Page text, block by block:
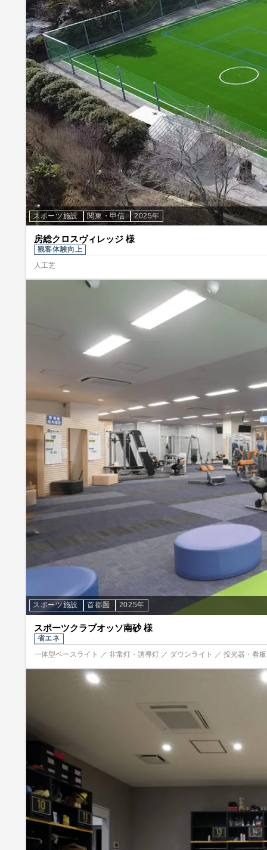
スポーツ施設 関東・甲信 2025年
房総クロスヴィレッジ 様
観客体験向上
人工芝
スポーツ施設 首都圏 2025年
スポーツクラブオッソ南砂 様
省エネ
一体型ベースライト ／ 非常灯・誘導灯 ／ ダウンライト ／ 投光器・看